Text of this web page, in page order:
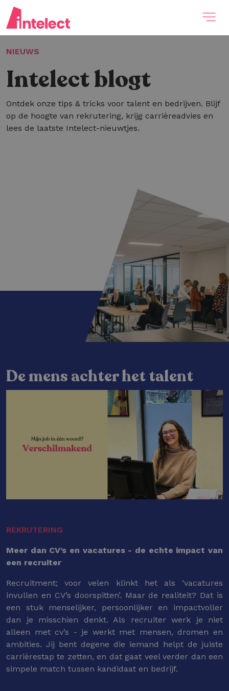
NIEUWS
Intelect blogt
Ontdek onze tips & tricks voor talent en bedrijven. Blijf
op de hoogte van rekrutering, krijg carrièreadvies en
lees de laatste Intelect-nieuwtjes.
De mens achter het talent
REKRUTERING
Meer dan CV’s en vacatures - de echte impact van
een recruiter
Recruitment; voor velen klinkt het als ‘vacatures
invullen en CV’s doorspitten’. Maar de realiteit? Dat is
een stuk menselijker, persoonlijker en impactvoller
dan je misschien denkt. Als recruiter werk je niet
alleen met cv’s - je werkt met mensen, dromen en
ambities. Jij bent degene die iemand helpt de juiste
carrièrestap te zetten, en dat gaat veel verder dan een
simpele match tussen kandidaat en bedrijf.